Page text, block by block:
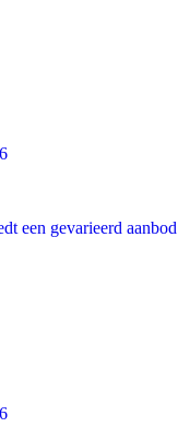
een gevarieerd